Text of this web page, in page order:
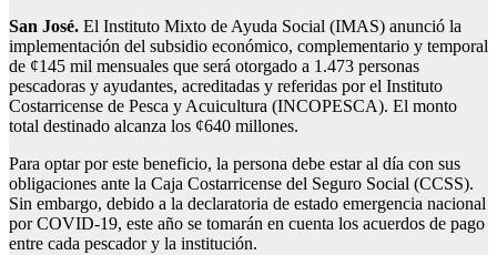
San José. El Instituto Mixto de Ayuda Social (IMAS) anunció la
implementación del subsidio económico, complementario y temporal
de ¢145 mil mensuales que será otorgado a 1.473 personas
pescadoras y ayudantes, acreditadas y referidas por el Instituto
Costarricense de Pesca y Acuicultura (INCOPESCA). El monto
total destinado alcanza los ¢640 millones.
Para optar por este beneficio, la persona debe estar al día con sus
obligaciones ante la Caja Costarricense del Seguro Social (CCSS).
Sin embargo, debido a la declaratoria de estado emergencia nacional
por COVID-19, este año se tomarán en cuenta los acuerdos de pago
entre cada pescador y la institución.